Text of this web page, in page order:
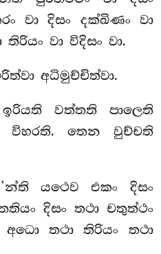
වා දිසං දක්ඛිණං වා
වා විදිසං වා.
අධිමුච්චිත්වා.
ඉරියති වත්තති පාලෙති
විහරති. තෙන වුච්චති
යථෙව එකං දිසං
දිසං තථා චතුත්ථං
අධො තථා තිරියං තථා